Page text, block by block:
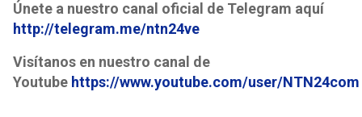
Únete a nuestro canal oficial de Telegram aquí
http://telegram.me/ntn24ve
Visítanos en nuestro canal de
Youtube https://www.youtube.com/user/NTN24com